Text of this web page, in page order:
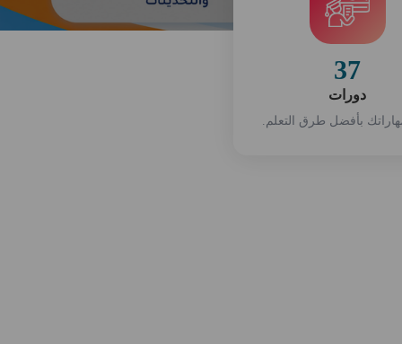
37
دورات
بأفضل طرق التعلم.